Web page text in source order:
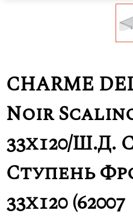
CHARME
Noir
33x120/Ш.Д.
Ступень
33х120 (62007